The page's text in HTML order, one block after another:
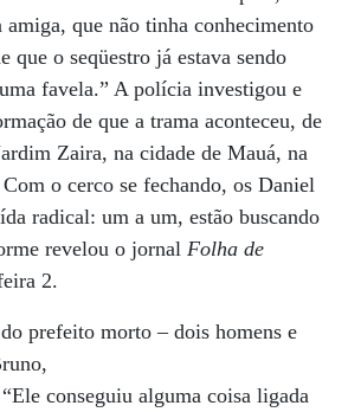
que não tinha conhecimento
que o seqüestro já estava sendo
favela.” A polícia investigou e
de que a trama aconteceu, de
Zaira, na cidade de Mauá, na
o cerco se fechando, os Daniel
radical: um a um, estão buscando
revelou o jornal Folha de
2.
prefeito morto – dois homens e
conseguiu alguma coisa ligada